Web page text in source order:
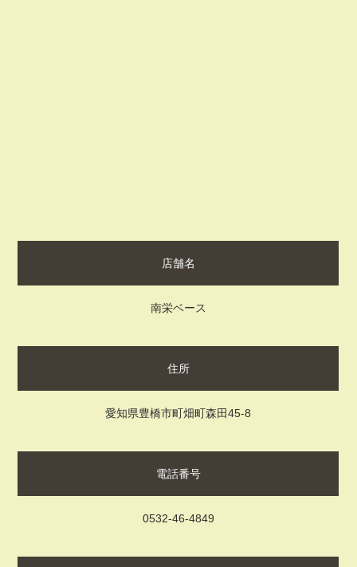
店舗名
南栄ベース
住所
愛知県豊橋市町畑町森田45-8
電話番号
0532-46-4849